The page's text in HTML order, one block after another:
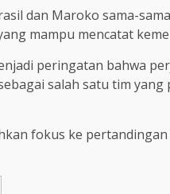
dan Maroko sama-
mampu mencatat
peringatan bahwa
salah satu tim
fokus ke